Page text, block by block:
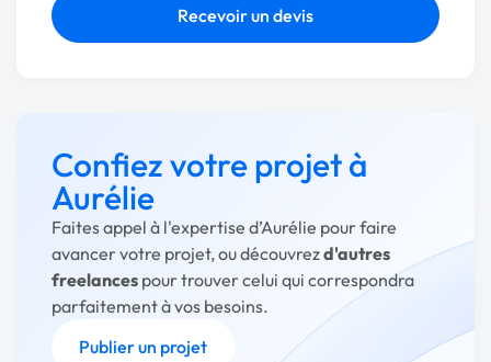
Recevoir un devis
Confiez votre projet à
Aurélie
Faites appel à l'expertise d’Aurélie pour faire
avancer votre projet, ou découvrezd'autres
freelances pour trouver celui qui correspondra
parfaitement à vos besoins.
Publier un projet